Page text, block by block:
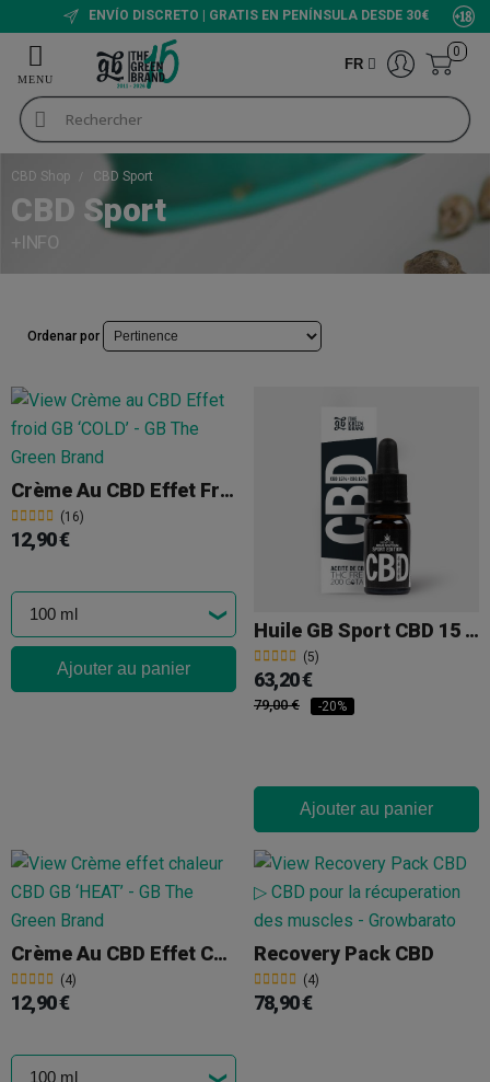
ENVÍO DISCRETO | GRATIS EN PENÍNSULA DESDE 30€
FR
0
CBD Shop CBD Sport
CBD Sport
+INFO
Ordenar por
Crème Au CBD Effet Froid GB ‘COLD’
(16)
12,90 €
Ajouter au panier
Huile GB Sport CBD 15 % + CBG 15 %
(5)
63,20 €
79,00 € -20%
Ajouter au panier
Crème Au CBD Effet Chaleur GB HEAT
(4)
12,90 €
Recovery Pack CBD
(4)
78,90 €